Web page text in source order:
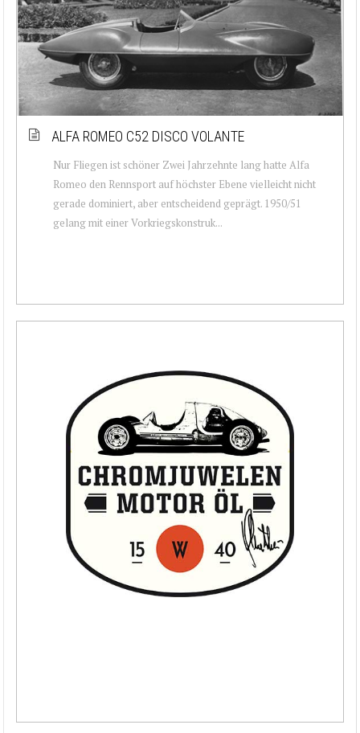
ALFA ROMEO C52 DISCO VOLANTE
Nur Fliegen ist schöner Zwei Jahrzehnte lang hatte Alfa
Romeo den Rennsport auf höchster Ebene vielleicht nicht
gerade dominiert, aber entscheidend geprägt. 1950/51
gelang mit einer Vorkriegskonstruk...